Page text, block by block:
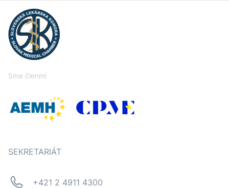
Sme členmi
SEKRETARIÁT
+421 2 4911 4300